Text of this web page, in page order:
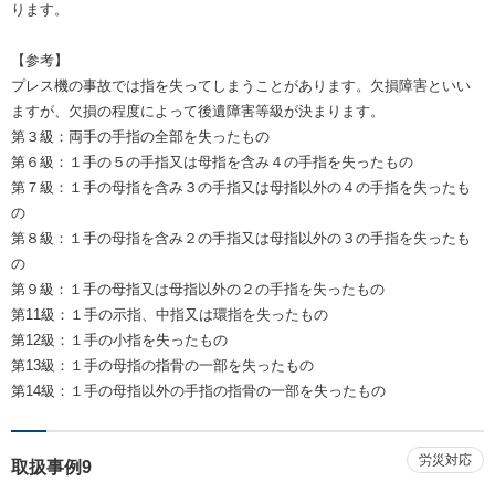
ります。
【参考】
プレス機の事故では指を失ってしまうことがあります。欠損障害といい
ますが、欠損の程度によって後遺障害等級が決まります。
第３級：両手の手指の全部を失ったもの
第６級：１手の５の手指又は母指を含み４の手指を失ったもの
第７級：１手の母指を含み３の手指又は母指以外の４の手指を失ったも
の
第８級：１手の母指を含み２の手指又は母指以外の３の手指を失ったも
の
第９級：１手の母指又は母指以外の２の手指を失ったもの
第11級：１手の示指、中指又は環指を失ったもの
第12級：１手の小指を失ったもの
第13級：１手の母指の指骨の一部を失ったもの
第14級：１手の母指以外の手指の指骨の一部を失ったもの
取扱事例9 労災対応